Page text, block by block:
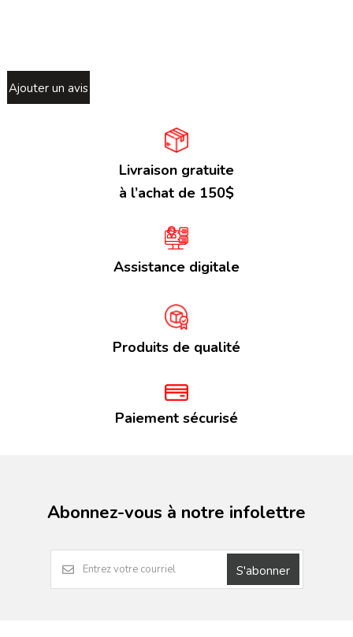
Ajouter un avis
Livraison gratuite
à l’achat de 150$
Assistance digitale
Produits de qualité
Paiement sécurisé
Abonnez-vous à notre infolettre
S'abonner